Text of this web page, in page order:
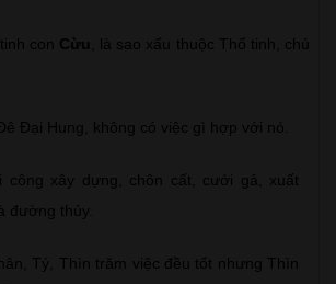
con Cừu
, là sao xấu thuộc Thổ tinh, chủ
Đại Hung, không có việc gì hợp với nó.
công xây dựng, chôn cất, cưới gả, xuất
đường thủy.
Tý, Thìn trăm việc đều tốt nhưng Thìn